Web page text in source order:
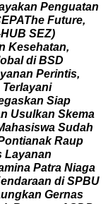
yakan Penguatan
EPAThe Future,
HUB SEZ)
Kesehatan,
obal di BSD
yanan Perintis,
Terlayani
gaskan Siap
n Usulkan Skema
ahasiswa Sudah
ontianak Raup
Layanan
mina Patra Niaga
endaraan di SPBU
ungkan Gernas